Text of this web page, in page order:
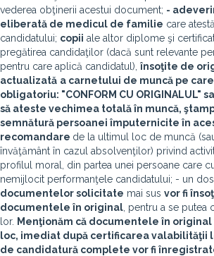
vederea obţinerii acestui document; -
eliberată de medicul de familie care
candidatului; copii ale altor diplome şi
pregătirea candidaţilor (dacă sunt relevante
pentru care aplică candidatul), însoţite de
actualizată a carnetului de muncă pe
obligatoriu: "CONFORM CU ORIGINALUL"
să ateste vechimea totală în muncă,
semnătură persoanei împuternicite în
recomandare de la ultimul loc de muncă
învăţământ în cazul absolvenţilor) privind
profilul moral, din partea unei persoane care
nemijlocit performanţele candidatului; - un
documentelor solicitate mai sus vor fi
documentele în original , pentru a se putea
lor. Menţionăm că documentele în
loc, imediat după certificarea valabilităţii
de candidatură complete vor fi